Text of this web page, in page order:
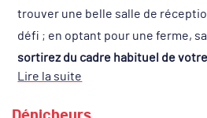
trouver une belle salle de
défi ; en optant pour une ferme,
sortirez du cadre habituel de
Un séminaire à la ferme : au-delà
Lire la suite